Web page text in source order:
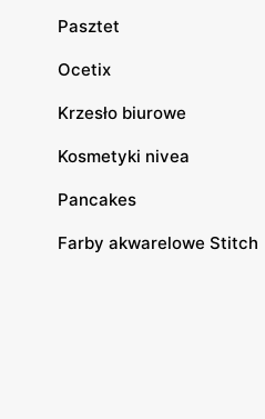
Pasztet
Ocetix
Krzesło biurowe
Kosmetyki nivea
Pancakes
Farby akwarelowe Stitch